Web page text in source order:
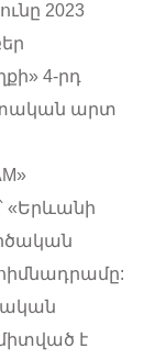
2023
4-րդ
արտ
«Երևանի
է